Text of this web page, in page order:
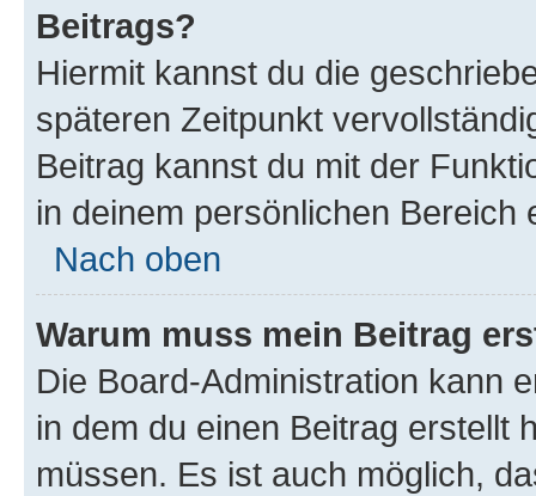
Beitrags?
Hiermit kannst du die
späteren Zeitpunkt
Beitrag kannst du mit der
in deinem persönlichen Bereich
Nach oben
Warum muss mein Beitrag
Die Board-Administration kann
in dem du einen Beitrag erstellt
müssen. Es ist auch möglich,